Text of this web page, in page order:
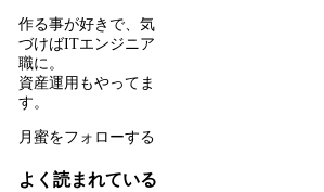
作る事が好きで、気
づけばITエンジニア
職に。
資産運用もやってま
す。
月蜜をフォローする
よく読まれている